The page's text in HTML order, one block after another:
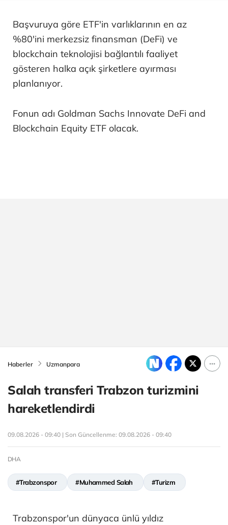
Başvuruya göre ETF'in varlıklarının en az
%80'ini merkezsiz finansman (DeFi) ve
blockchain teknolojisi bağlantılı faaliyet
gösteren halka açık şirketlere ayırması
planlanıyor.
Fonun adı Goldman Sachs Innovate DeFi and
Blockchain Equity ETF olacak.
Haberler Uzmanpara
Salah transferi Trabzon turizmini
hareketlendirdi
09.08.2026 - 09:40 | Son Güncellenme: 09.08.2026 - 09:40
DHA
#Trabzonspor #Muhammed Salah #Turizm
Trabzonspor'un dünyaca ünlü yıldız